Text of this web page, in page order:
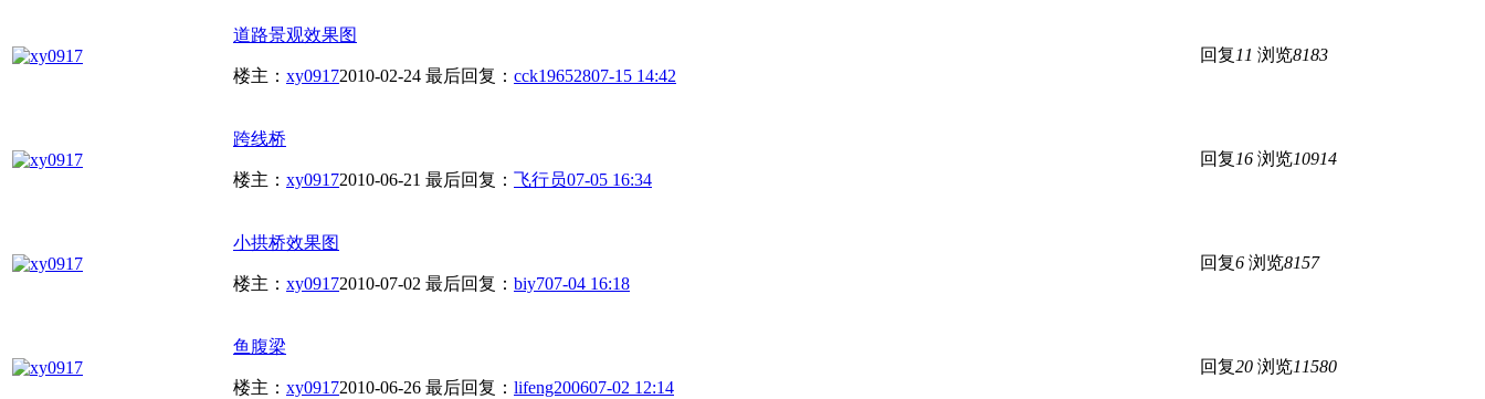
道路景观效果图
楼主： xy09172010-02-24 最后回复： cck19652807-15 14:42
回复11 浏览8183
跨线桥
楼主： xy09172010-06-21 最后回复： 飞行员07-05 16:34
回复16 浏览10914
小拱桥效果图
楼主： xy09172010-07-02 最后回复： biy707-04 16:18
回复6 浏览8157
鱼腹梁
楼主： xy09172010-06-26 最后回复： lifeng200607-02 12:14
回复20 浏览11580